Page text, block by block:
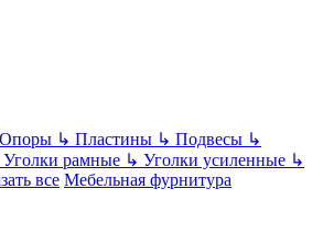
Опоры ↳ Пластины ↳ Подвесы ↳
Уголки рамные ↳ Уголки усиленные ↳
все Мебельная фурнитура